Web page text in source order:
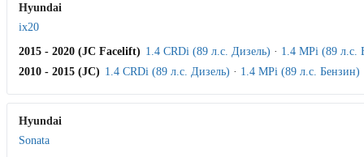
Hyundai
ix20
2015 - 2020 (JC Facelift) 1.4 CRDi (89 л.с. Дизель) · 1.4 MPi (89 л.с.
2010 - 2015 (JC) 1.4 CRDi (89 л.с. Дизель) · 1.4 MPi (89 л.с. Бензин)
Hyundai
Sonata